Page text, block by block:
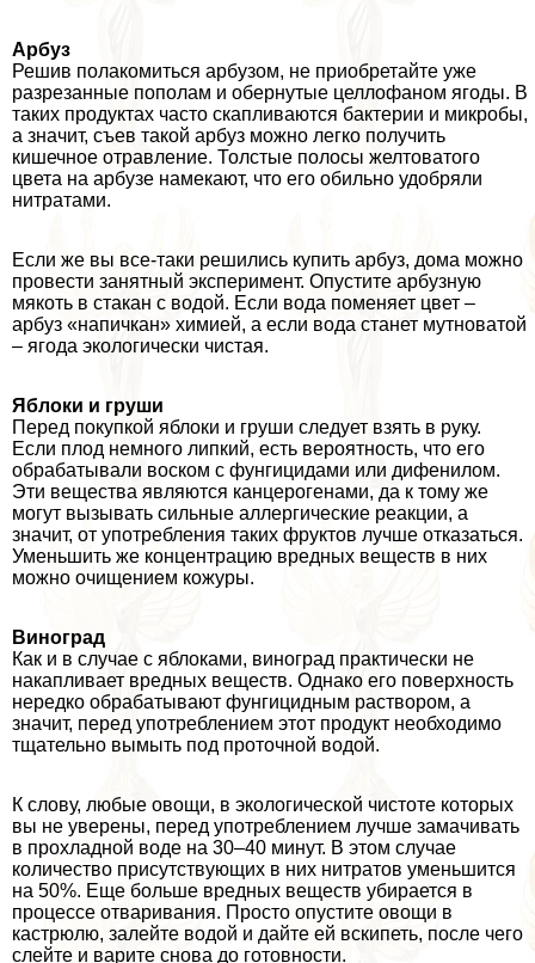
Арбуз
Решив полакомиться арбузом, не приобретайте уже
разрезанные пополам и обернутые целлофаном ягоды. В
таких продуктах часто скапливаются бактерии и микробы,
а значит, съев такой арбуз можно легко получить
кишечное отравление. Толстые полосы желтоватого
цвета на арбузе намекают, что его обильно удобряли
нитратами.
Если же вы все-таки решились купить арбуз, дома можно
провести занятный эксперимент. Опустите арбузную
мякоть в стакан с водой. Если вода поменяет цвет –
арбуз «напичкан» химией, а если вода станет мутноватой
– ягода экологически чистая.
Яблоки и груши
Перед покупкой яблоки и груши следует взять в руку.
Если плод немного липкий, есть вероятность, что его
обpaбатывали воском с фунгицидами или дифенилом.
Эти вещества являются канцерогенами, да к тому же
могут вызывать сильные аллергические реакции, а
значит, от употрeбления таких фруктов лучше отказаться.
Уменьшить же концентрацию вредных веществ в них
можно очищением кожуры.
Виноград
Как и в случае с яблоками, виноград пpaктически не
накапливает вредных веществ. Однако его поверхность
нередко обpaбатывают фунгицидным раствором, а
значит, перед употрeблением этот продукт необходимо
тщательно вымыть под проточной водой.
К слову, любые овощи, в экологической чистоте которых
вы не уверены, перед употрeблением лучше замачивать
в прохладной воде на 30–40 минут. В этом случае
количество присутствующих в них нитратов уменьшится
на 50%. Еще больше вредных веществ убирается в
процессе отваривания. Просто опустите овощи в
кастрюлю, залейте водой и дайте ей вскипеть, после чего
слейте и варите снова до готовности.